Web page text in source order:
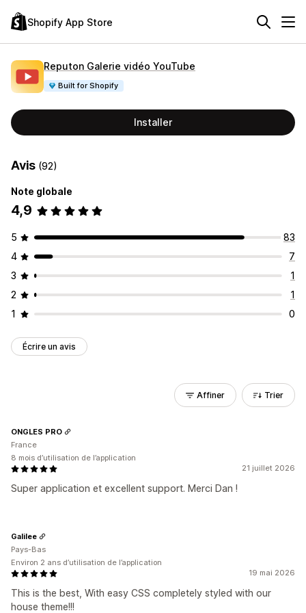
Shopify App Store
Reputon Galerie vidéo YouTube
Built for Shopify
Installer
Avis (92)
Note globale
4,9
5
83
4
7
3
1
2
1
1
0
Écrire un avis
Affiner Trier
21 juillet 2026
Super application et excellent support. Merci Dan !
ONGLES PRO
France
8 mois d’utilisation de l’application
19 mai 2026
This is the best, With easy CSS completely styled with our
house theme!!!
Galilee
Pays-Bas
Environ 2 ans d’utilisation de l’application